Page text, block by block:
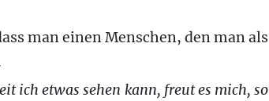
man einen Menschen, den man als
ich etwas sehen kann, freut es mich, so